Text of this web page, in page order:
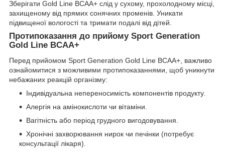
Зберігати Gold Line BCAA+ слід у сухому, прохолодному місці,
захищеному від прямих сонячних променів. Уникати
підвищеної вологості та тримати подалі від дітей.
Протипоказання до прийому Sport Generation
Gold Line BCAA+
Перед прийомом Sport Generation Gold Line BCAA+, важливо
ознайомитися з можливими протипоказаннями, щоб уникнути
небажаних реакцій організму:
Індивідуальна непереносимість компонентів продукту.
Алергія на амінокислоти чи вітаміни.
Вагітність або період грудного вигодовування.
Хронічні захворювання нирок чи печінки (потребує
консультації лікаря).